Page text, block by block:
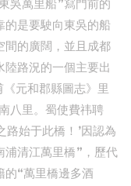
吳萬里船”寫門前的
的是要駛向東吳的船
間的廣闊，並且成都
路況的一個主要出
元和郡縣圖志》里
八里。蜀使費祎聘
路始于此橋！’因認為
浦清江萬里橋”，歷代
“萬里橋邊多酒